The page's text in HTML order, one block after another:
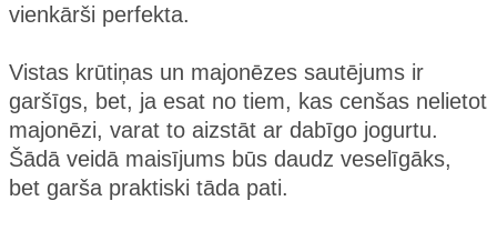
vienkārši perfekta.
Vistas krūtiņas un majonēzes sautējums ir
garšīgs, bet, ja esat no tiem, kas cenšas nelietot
majonēzi, varat to aizstāt ar dabīgo jogurtu.
Šādā veidā maisījums būs daudz veselīgāks,
bet garša praktiski tāda pati.